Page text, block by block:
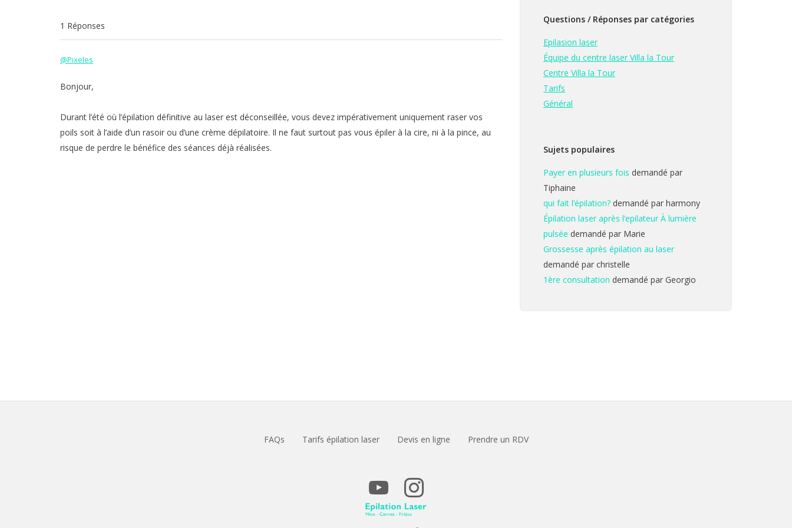
1 Réponses
@Pixeles
Bonjour,
Durant l’été où l’épilation définitive au laser est déconseillée, vous devez impérativement uniquement raser vos
poils soit à l’aide d’un rasoir ou d’une crème dépilatoire. Il ne faut surtout pas vous épiler à la cire, ni à la pince, au
risque de perdre le bénéfice des séances déjà réalisées.
Questions / Réponses par catégories
Epilasion laser
Équipe du centre laser Villa la Tour
Centre Villa la Tour
Tarifs
Général
Sujets populaires
Payer en plusieurs fois demandé par
Tiphaine
qui fait l’épilation? demandé par harmony
Épilation laser après l’epilateur À lumière
pulsée demandé par Marie
Grossesse après épilation au laser
demandé par christelle
1ère consultation demandé par Georgio
FAQs Tarifs épilation laser Devis en ligne Prendre un RDV